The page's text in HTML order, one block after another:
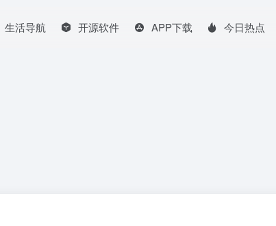
生活导航 开源软件 APP下载 今日热点